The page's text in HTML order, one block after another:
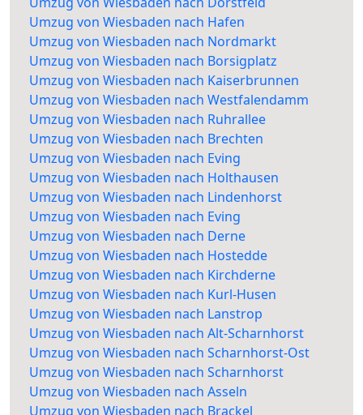
Umzug von Wiesbaden nach Hafen
Umzug von Wiesbaden nach Nordmarkt
Umzug von Wiesbaden nach Borsigplatz
Umzug von Wiesbaden nach Kaiserbrunnen
Umzug von Wiesbaden nach Westfalendamm
Umzug von Wiesbaden nach Ruhrallee
Umzug von Wiesbaden nach Brechten
Umzug von Wiesbaden nach Eving
Umzug von Wiesbaden nach Holthausen
Umzug von Wiesbaden nach Lindenhorst
Umzug von Wiesbaden nach Eving
Umzug von Wiesbaden nach Derne
Umzug von Wiesbaden nach Hostedde
Umzug von Wiesbaden nach Kirchderne
Umzug von Wiesbaden nach Kurl-Husen
Umzug von Wiesbaden nach Lanstrop
Umzug von Wiesbaden nach Alt-Scharnhorst
Umzug von Wiesbaden nach Scharnhorst-Ost
Umzug von Wiesbaden nach Scharnhorst
Umzug von Wiesbaden nach Asseln
Umzug von Wiesbaden nach Brackel